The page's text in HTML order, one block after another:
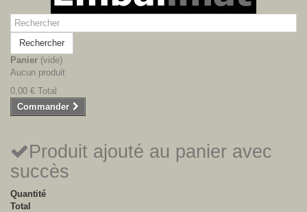
Rechercher
Panier (vide)
Aucun produit
0,00 € Total
Commander
Produit ajouté au panier avec
succès
Quantité
Total